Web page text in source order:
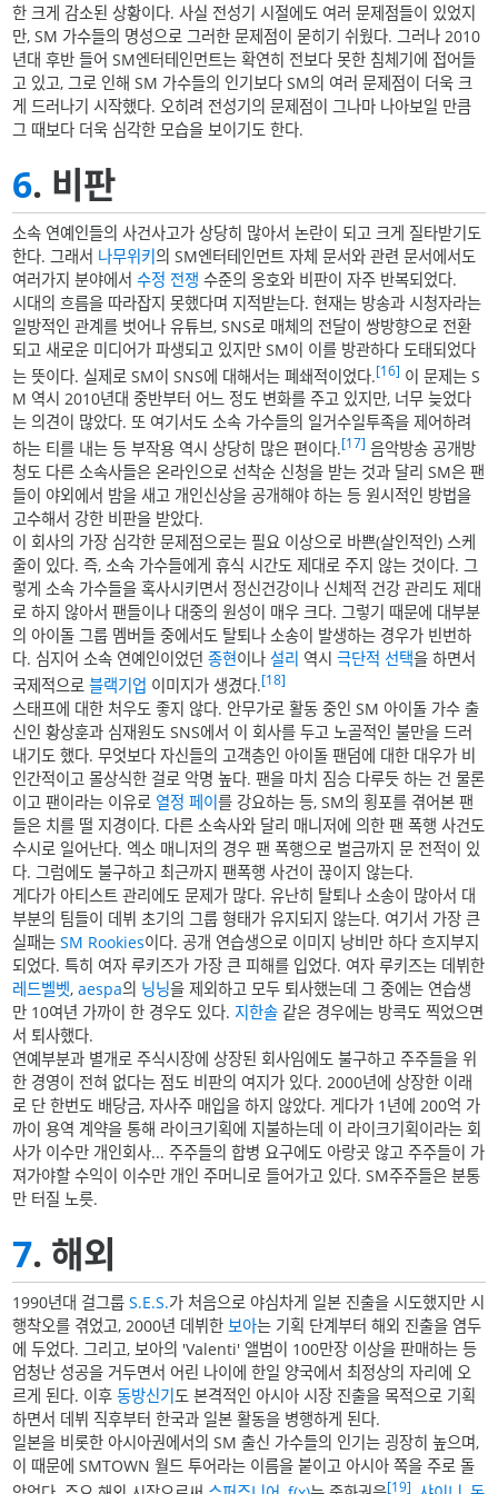
한 크게 감소된 상황이다. 사실 전성기 시절에도 여러 문제점들이 있었지
만, SM 가수들의 명성으로 그러한 문제점이 묻히기 쉬웠다. 그러나 2010
년대 후반 들어 SM엔터테인먼트는 확연히 전보다 못한 침체기에 접어들
고 있고, 그로 인해 SM 가수들의 인기보다 SM의 여러 문제점이 더욱 크
게 드러나기 시작했다. 오히려 전성기의 문제점이 그나마 나아보일 만큼
그 때보다 더욱 심각한 모습을 보이기도 한다.
6. 비판
소속 연예인들의 사건사고가 상당히 많아서 논란이 되고 크게 질타받기도
한다. 그래서 나무위키의 SM엔터테인먼트 자체 문서와 관련 문서에서도
여러가지 분야에서수정 전쟁 수준의 옹호와 비판이 자주 반복되었다.
시대의 흐름을 따라잡지 못했다며 지적받는다. 현재는 방송과 시청자라는
일방적인 관계를 벗어나 유튜브, SNS로 매체의 전달이 쌍방향으로 전환
되고 새로운 미디어가 파생되고 있지만 SM이 이를 방관하다 도태되었다
는 뜻이다. 실제로 SM이 SNS에 대해서는 폐쇄적이었다.[16] 이 문제는 S
M 역시 2010년대 중반부터 어느 정도 변화를 주고 있지만, 너무 늦었다
는 의견이 많았다. 또 여기서도 소속 가수들의 일거수일투족을 제어하려
하는 티를 내는 등 부작용 역시 상당히 많은 편이다.[17] 음악방송 공개방
청도 다른 소속사들은 온라인으로 선착순 신청을 받는 것과 달리 SM은 팬
들이 야외에서 밤을 새고 개인신상을 공개해야 하는 등 원시적인 방법을
고수해서 강한 비판을 받았다.
이 회사의 가장 심각한 문제점으로는 필요 이상으로 바쁜(살인적인) 스케
줄이 있다. 즉, 소속 가수들에게 휴식 시간도 제대로 주지 않는 것이다. 그
렇게 소속 가수들을 혹사시키면서 정신건강이나 신체적 건강 관리도 제대
로 하지 않아서 팬들이나 대중의 원성이 매우 크다. 그렇기 때문에 대부분
의 아이돌 그룹 멤버들 중에서도 탈퇴나 소송이 발생하는 경우가 빈번하
다. 심지어 소속 연예인이었던종현이나설리 역시극단적 선택을 하면서
국제적으로블랙기업 이미지가 생겼다.[18]
스태프에 대한 처우도 좋지 않다. 안무가로 활동 중인 SM 아이돌 가수 출
신인 황상훈과 심재원도 SNS에서 이 회사를 두고 노골적인 불만을 드러
내기도 했다. 무엇보다 자신들의 고객층인 아이돌 팬덤에 대한 대우가 비
인간적이고 몰상식한 걸로 악명 높다. 팬을 마치 짐승 다루듯 하는 건 물론
이고 팬이라는 이유로 열정 페이를 강요하는 등, SM의 횡포를 겪어본 팬
들은 치를 떨 지경이다. 다른 소속사와 달리 매니저에 의한 팬 폭행 사건도
수시로 일어난다. 엑소 매니저의 경우 팬 폭행으로 벌금까지 문 전적이 있
다. 그럼에도 불구하고 최근까지 팬폭행 사건이 끊이지 않는다.
게다가 아티스트 관리에도 문제가 많다. 유난히 탈퇴나 소송이 많아서 대
부분의 팀들이 데뷔 초기의 그룹 형태가 유지되지 않는다. 여기서 가장 큰
실패는SM Rookies이다. 공개 연습생으로 이미지 낭비만 하다 흐지부지
되었다. 특히 여자 루키즈가 가장 큰 피해를 입었다. 여자 루키즈는 데뷔한
레드벨벳,aespa의 닝닝을 제외하고 모두 퇴사했는데 그 중에는 연습생
만 10여년 가까이 한 경우도 있다. 지한솔 같은 경우에는 방콕도 찍었으면
서 퇴사했다.
연예부분과 별개로 주식시장에 상장된 회사임에도 불구하고 주주들을 위
한 경영이 전혀 없다는 점도 비판의 여지가 있다. 2000년에 상장한 이래
로 단 한번도 배당금, 자사주 매입을 하지 않았다. 게다가 1년에 200억 가
까이 용역 계약을 통해 라이크기획에 지불하는데 이 라이크기획이라는 회
사가 이수만 개인회사... 주주들의 합병 요구에도 아랑곳 않고 주주들이 가
져가야할 수익이 이수만 개인 주머니로 들어가고 있다. SM주주들은 분통
만 터질 노릇.
7. 해외
1990년대 걸그룹S.E.S.가 처음으로 야심차게 일본 진출을 시도했지만 시
행착오를 겪었고, 2000년 데뷔한보아는 기획 단계부터 해외 진출을 염두
에 두었다. 그리고, 보아의 'Valenti' 앨범이 100만장 이상을 판매하는 등
엄청난 성공을 거두면서 어린 나이에 한일 양국에서 최정상의 자리에 오
르게 된다. 이후동방신기도 본격적인 아시아 시장 진출을 목적으로 기획
하면서 데뷔 직후부터 한국과 일본 활동을 병행하게 된다.
일본을 비롯한 아시아권에서의 SM 출신 가수들의 인기는 굉장히 높으며,
이 때문에 SMTOWN 월드 투어라는 이름을 붙이고 아시아 쪽을 주로 돌
[19]